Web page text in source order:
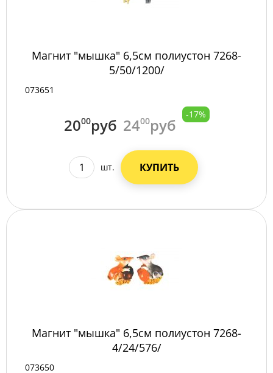
Магнит "мышка" 6,5см полиустон 7268-
5/50/1200/
073651
2000руб 2400руб
-17%
шт. КУПИТЬ
Магнит "мышка" 6,5см полиустон 7268-
4/24/576/
073650